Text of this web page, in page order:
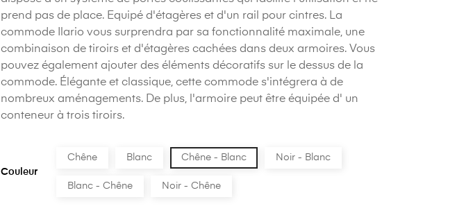
prend pas de place. Equipé d'étagères et d'un rail pour cintres. La
commode Ilario vous surprendra par sa fonctionnalité maximale, une
combinaison de tiroirs et d'étagères cachées dans deux armoires. Vous
pouvez également ajouter des éléments décoratifs sur le dessus de la
commode. Élégante et classique, cette commode s'intégrera à de
nombreux aménagements. De plus, l'armoire peut être équipée d' un
conteneur à trois tiroirs.
Couleur
Chêne Blanc Chêne - Blanc Noir - Blanc
Blanc - Chêne Noir - Chêne